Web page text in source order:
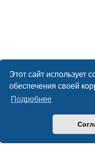
Этот сайт использует
обеспечения своей
Подробнее